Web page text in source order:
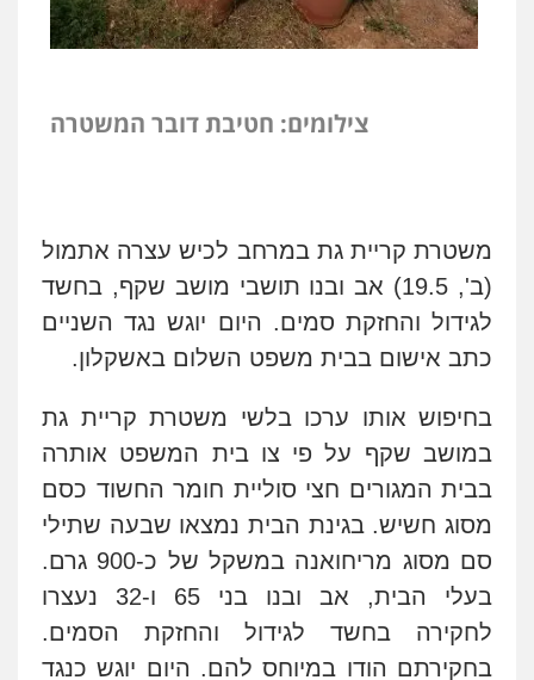
צילומים: חטיבת דובר המשטרה
משטרת קריית גת במרחב לכיש עצרה אתמול
(ב', 19.5) אב ובנו תושבי מושב שקף, בחשד
לגידול והחזקת סמים. היום יוגש נגד השניים
כתב אישום בבית משפט השלום באשקלון.
בחיפוש אותו ערכו בלשי משטרת קריית גת
במושב שקף על פי צו בית המשפט אותרה
בבית המגורים חצי סוליית חומר החשוד כסם
מסוג חשיש. בגינת הבית נמצאו שבעה שתילי
סם מסוג מריחואנה במשקל של כ-900 גרם.
בעלי הבית, אב ובנו בני 65 ו-32 נעצרו
לחקירה בחשד לגידול והחזקת הסמים.
בחקירתם הודו במיוחס להם. היום יוגש כנגד